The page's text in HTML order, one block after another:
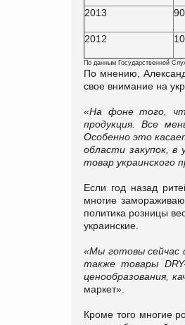
2013
2012
По данным Государственной
По мнению,
свое внимание на
«На фоне того,
продукция. Все
Особенно это
области закупок, в
товар украинского
Если год назад
многие
политика розницы
украинские.
«Мы готовы сейчас
также товары
ценообразования,
маркет».
Кроме того многие